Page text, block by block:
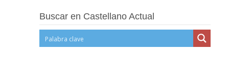
Buscar en Castellano Actual